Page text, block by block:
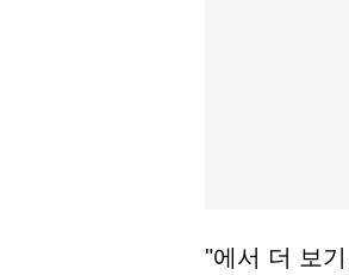
"에서 더 보기